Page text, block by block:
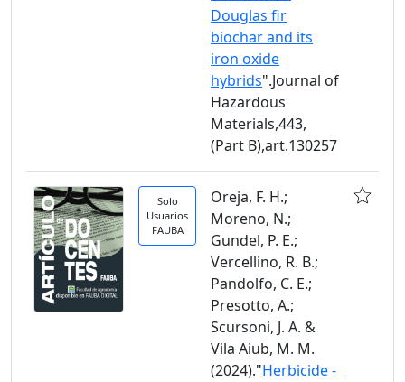
Douglas fir
biochar and its
iron oxide
hybrids".Journal of
Hazardous
Materials,443,
(Part B),art.130257
Solo
Usuarios
FAUBA
Oreja, F. H.;
Moreno, N.;
Gundel, P. E.;
Vercellino, R. B.;
Pandolfo, C. E.;
Presotto, A.;
Scursoni, J. A. &
Vila Aiub, M. M.
(2024)."Herbicide -